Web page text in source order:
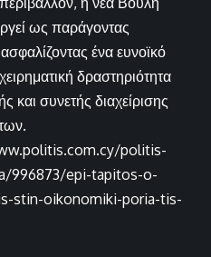
ως παράγοντας
ένα ευνοϊκό
δραστηριότητα
και συνετής διαχείρισης
politis-
996873/epi-tapitos-o-
stin-oikonomiki-poria-tis-